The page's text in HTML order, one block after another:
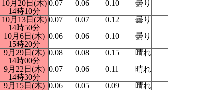
10月20日(木)
14時10分
0.07 0.06 0.10
曇り
10月13日(木)
14時50分
0.07 0.07 0.12
曇り
10月6日(木)
15時20分
0.06 0.06 0.10
曇り
9月29日(木)
14時00分
0.08 0.08 0.15
晴れ
9月22日(木)
14時30分
0.07 0.06 0.11
晴れ
9月15日(木) 0.06 0.05 0.09
晴れ